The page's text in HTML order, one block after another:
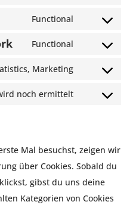
Functional
Functional
Marketing
noch ermittelt
Mal besuchst, zeigen wir
über Cookies. Sobald du
gibst du uns deine
Kategorien von Cookies